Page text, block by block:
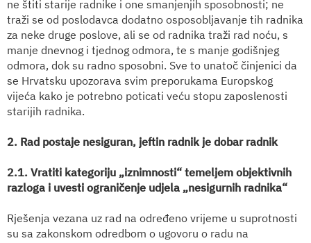
ne štiti starije radnike i one smanjenjih sposobnosti; ne
traži se od poslodavca dodatno osposobljavanje tih radnika
za neke druge poslove, ali se od radnika traži rad noću, s
manje dnevnog i tjednog odmora, te s manje godišnjeg
odmora, dok su radno sposobni. Sve to unatoč činjenici da
se Hrvatsku upozorava svim preporukama Europskog
vijeća kako je potrebno poticati veću stopu zaposlenosti
starijih radnika.
2. Rad postaje nesiguran, jeftin radnik je dobar radnik
2.1. Vratiti kategoriju „iznimnosti“ temeljem objektivnih
razloga i uvesti ograničenje udjela „nesigurnih radnika“
Rješenja vezana uz rad na određeno vrijeme u suprotnosti
su sa zakonskom odredbom o ugovoru o radu na